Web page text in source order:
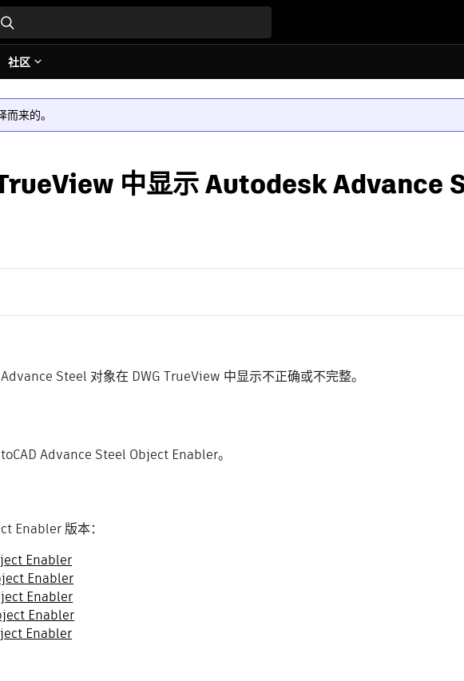
社区
来的。
中显示 Autodesk Advance
Steel 对象在 DWG TrueView 中显示不正确或不完整。
Advance Steel Object Enabler。
Enabler 版本：
Enabler
Enabler
Enabler
Enabler
Enabler